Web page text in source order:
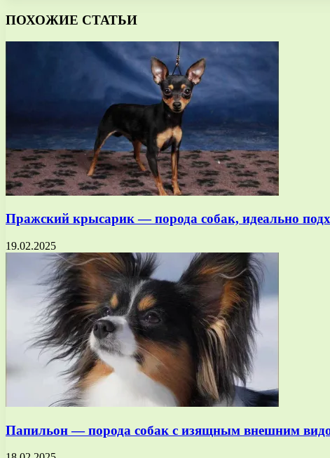
ПОХОЖИЕ СТАТЬИ
Пражский крысарик — порода собак, идеально
19.02.2025
Папильон — порода собак с изящным внешним